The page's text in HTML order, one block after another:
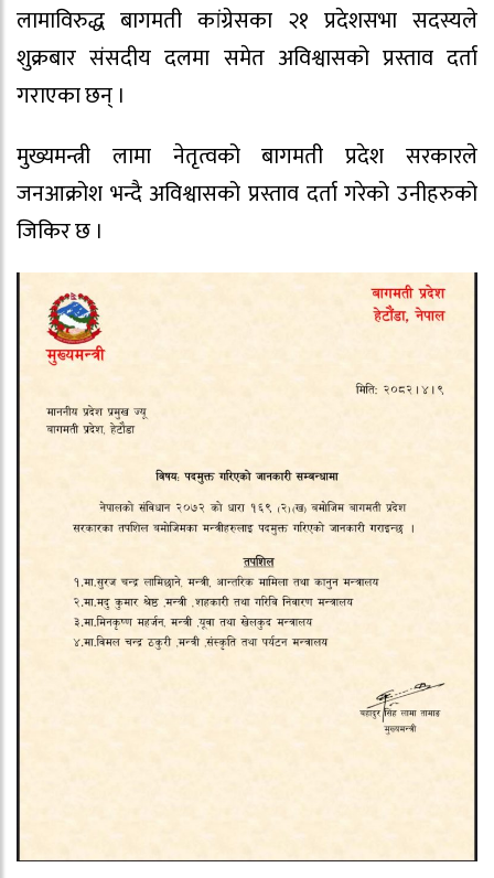
लामाविरुद्ध बागमती कांग्रेसका २१ प्रदेशसभा सदस्यले
शुक्रबार संसदीय दलमा समेत अविश्वासको प्रस्ताव दर्ता
गराएका छन् ।
मुख्यमन्त्री लामा नेतृत्वको बागमती प्रदेश सरकारले
जनआक्रोश भन्दै अविश्वासको प्रस्ताव दर्ता गरेको उनीहरुको
जिकिर छ ।